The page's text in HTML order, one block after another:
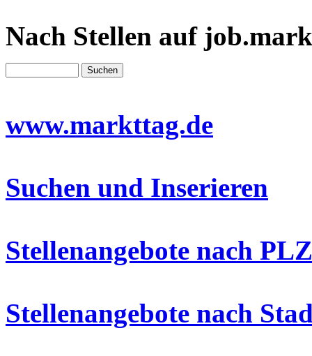
Nach Stellen auf
www.markttag.de
Suchen und Inserieren
Stellenangebote nach
Stellenangebote nach